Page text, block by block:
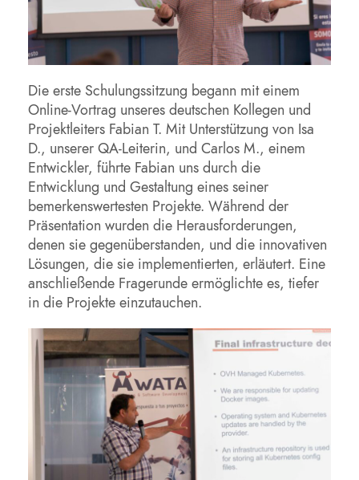
Die erste Schulungssitzung begann mit einem
Online-Vortrag unseres deutschen Kollegen und
Projektleiters Fabian T. Mit Unterstützung von Isa
D., unserer QA-Leiterin, und Carlos M., einem
Entwickler, führte Fabian uns durch die
Entwicklung und Gestaltung eines seiner
bemerkenswertesten Projekte. Während der
Präsentation wurden die Herausforderungen,
denen sie gegenüberstanden, und die innovativen
Lösungen, die sie implementierten, erläutert. Eine
anschließende Fragerunde ermöglichte es, tiefer
in die Projekte einzutauchen.